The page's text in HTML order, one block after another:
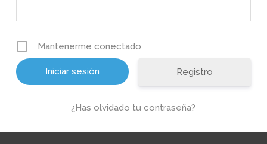
Mantenerme conectado
Registro
¿Has olvidado tu contraseña?